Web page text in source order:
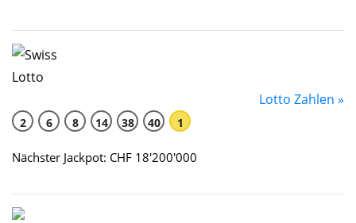
Lotto Zahlen »
2 6 8 14 38 40 1
Nächster Jackpot: CHF 18'200'000